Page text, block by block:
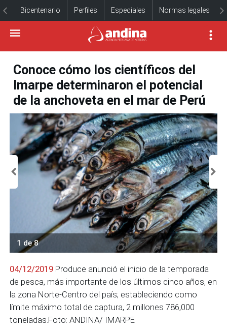
Bicentenario Perfiles Especiales Normas legales
Conoce cómo los científicos del
Imarpe determinaron el potencial
de la anchoveta en el mar de Perú
1 de 8
04/12/2019 Produce anunció el inicio de la temporada
de pesca, más importante de los últimos cinco años, en
la zona Norte-Centro del país; estableciendo como
límite máximo total de captura, 2 millones 786,000
toneladas.Foto: ANDINA/ IMARPE